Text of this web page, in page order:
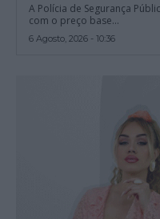
A Polícia de Segurança
com o preço base...
6 Agosto, 2026 - 10:36